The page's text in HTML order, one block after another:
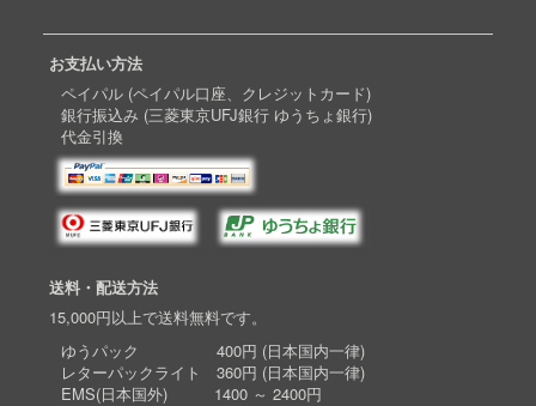
お支払い方法
ペイパル (ペイパル口座、クレジットカード)
銀行振込み (三菱東京UFJ銀行 ゆうちょ銀行)
代金引換
送料・配送方法
15,000円以上で送料無料です。
ゆうパック 400円 (日本国内一律)
レターパックライト 360円 (日本国内一律)
EMS(日本国外) 1400 ～ 2400円